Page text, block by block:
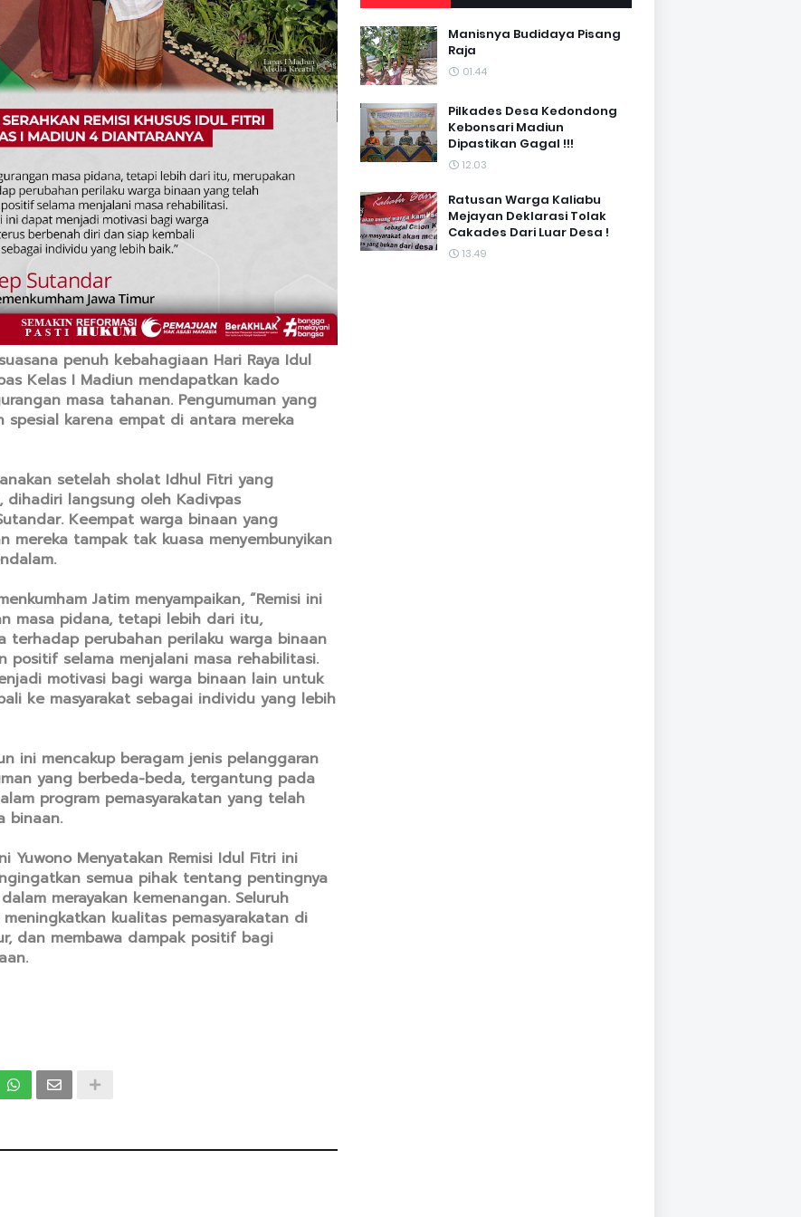
penuh kebahagiaan Hari Raya Idul
Kelas I Madiun mendapatkan kado
masa tahanan. Pengumuman yang
karena empat di antara mereka
setelah sholat Idhul Fitri yang
dihadiri langsung oleh Kadivpas
Keempat warga binaan yang
mereka tampak tak kuasa menyembunyikan
Jatim menyampaikan, “Remisi ini
masa pidana, tetapi lebih dari itu,
terhadap perubahan perilaku warga binaan
positif selama menjalani masa rehabilitasi.
motivasi bagi warga binaan lain untuk
ke masyarakat sebagai individu yang lebih
ini mencakup beragam jenis pelanggaran
yang berbeda-beda, tergantung pada
program pemasyarakatan yang telah
binaan.
Yuwono Menyatakan Remisi Idul Fitri ini
semua pihak tentang pentingnya
merayakan kemenangan. Seluruh
kualitas pemasyarakatan di
dan membawa dampak positif bagi
Manisnya Budidaya Pisang
Raja
01.44
Pilkades Desa Kedondong
Kebonsari Madiun
Dipastikan Gagal !!!
12.03
Ratusan Warga Kaliabu
Mejayan Deklarasi Tolak
Cakades Dari Luar Desa !
13.49